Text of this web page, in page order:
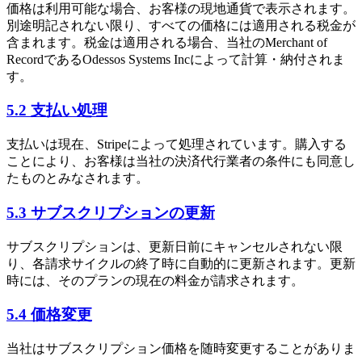
価格は利用可能な場合、お客様の現地通貨で表示されます。
別途明記されない限り、すべての価格には適用される税金が
含まれます。税金は適用される場合、当社のMerchant of
RecordであるOdessos Systems Incによって計算・納付されま
す。
5.2 支払い処理
支払いは現在、Stripeによって処理されています。購入する
ことにより、お客様は当社の決済代行業者の条件にも同意し
たものとみなされます。
5.3 サブスクリプションの更新
サブスクリプションは、更新日前にキャンセルされない限
り、各請求サイクルの終了時に自動的に更新されます。更新
時には、そのプランの現在の料金が請求されます。
5.4 価格変更
当社はサブスクリプション価格を随時変更することがありま